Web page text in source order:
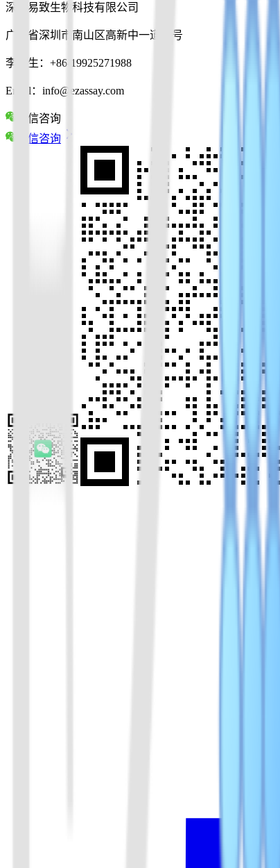
深圳易致生物科技有限公司
广东省深圳市南山区高新中一道10号
李先生：+86-19925271988
Email：info@ezassay.com
微信咨询
微信咨询